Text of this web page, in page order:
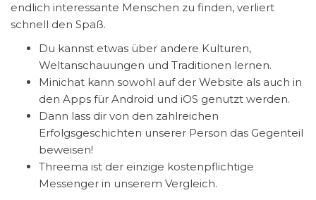
endlich interessante Menschen zu finden, verliert
schnell den Spaß.
Du kannst etwas über andere Kulturen,
Weltanschauungen und Traditionen lernen.
Minichat kann sowohl auf der Website als auch in
den Apps für Android und iOS genutzt werden.
Dann lass dir von den zahlreichen
Erfolgsgeschichten unserer Person das Gegenteil
beweisen!
Threema ist der einzige kostenpflichtige
Messenger in unserem Vergleich.